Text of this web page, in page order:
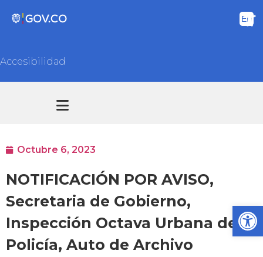
Accesibilidad
Octubre 6, 2023
NOTIFICACIÓN POR AVISO,
Secretaria de Gobierno,
Inspección Octava Urbana de
Policía, Auto de Archivo